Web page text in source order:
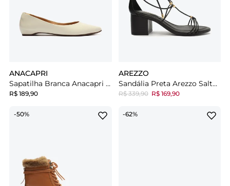
ANACAPRI
Sapatilha Branca Anacapri Bico Fino
R$ 189,90
AREZZO
Sandália Preta Arezzo Salto Bloco Amarração Luana
R$ 339,90 R$ 169,90
-50% -62%